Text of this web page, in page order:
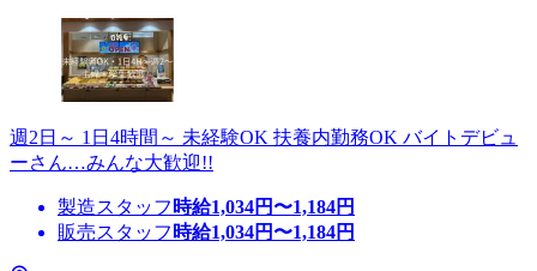
週2日～ 1日4時間～ 未経験OK 扶養内勤務OK バイトデビュ
ーさん…みんな大歓迎!!
製造スタッフ 時給1,034円〜1,184円
販売スタッフ 時給1,034円〜1,184円